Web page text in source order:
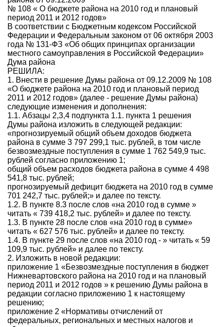
№ 108 « О бюджете района на 2010 год и плановый
период 2011 и 2012 годов»
В соответствии с Бюджетным кодексом Российской
Федерации и Федеральным законом от 06 октября 2003
года № 131-ФЗ «Об общих принципах организации
местного самоуправления в Российской Федерации»
Дума района
РЕШИЛА:
1. Внести в решение Думы района от 09.12.2009 № 108
«О бюджете района на 2010 год и плановый период
2011 и 2012 годов» (далее - решение Думы района)
следующие изменения и дополнения:
1.1. Абзацы 2,3,4 подпункта 1.1. пункта 1 решения
Думы района изложить в следующей редакции:
«прогнозируемый общий объем доходов бюджета
района в сумме 3 797 299,1 тыс. рублей, в том числе
безвозмездные поступления в сумме 1 762 549,9 тыс.
рублей согласно приложению 1;
общий объем расходов бюджета района в сумме 4 498
541,8 тыс. рублей;
прогнозируемый дефицит бюджета на 2010 год в сумме
701 242,7 тыс. рублей;» и далее по тексту.
1.2. В пункте 8.3 после слов «на 2010 год в сумме »
читать « 739 418,2 тыс. рублей» и далее по тексту.
1.3. В пункте 28 после слов «на 2010 год в сумме»
читать « 627 576 тыс. рублей» и далее по тексту.
1.4. В пункте 29 после слов «на 2010 год - » читать « 59
109,9 тыс. рублей» и далее по тексту.
2. Изложить в новой редакции:
приложение 1 «Безвозмездные поступления в бюджет
Нижневартовского района на 2010 год и на плановый
период 2011 и 2012 годов » к решению Думы района в
редакции согласно приложению 1 к настоящему
решению;
приложение 2 «Нормативы отчислений от
федеральных, региональных и местных налогов и